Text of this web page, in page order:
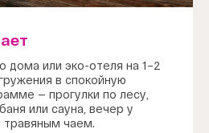
дома или эко-отеля на 1–2
в спокойную
— прогулки по лесу,
или сауна, вечер у
травяным чаем.